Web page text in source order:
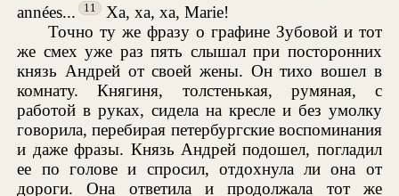
années...
11
Xa, xa, xa, Marie!
Точно ту же фразу о графине Зубовой и тот
же смех уже раз пять слышал при посторонних
князь Андрей от своей жены. Он тихо вошел в
комнату. Княгиня, толстенькая, румяная, с
работой в руках, сидела на кресле и без умолку
говорила, перебирая петербургские воспоминания
и даже фразы. Князь Андрей подошел, погладил
ее по голове и спросил, отдохнула ли она от
дороги. Она ответила и продолжала тот же